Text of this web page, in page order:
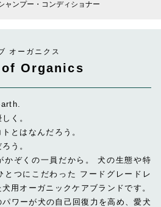
ャンプー・コンディショナー
オーガニクス
of Organics
く。
とはなんだろう。
う。
かぞくの一員だから。 犬の生態や特
とつにこだわった フードグレードレ
用オーガニックケアブランドです。
ワーが犬の自己回復力を高め、愛犬